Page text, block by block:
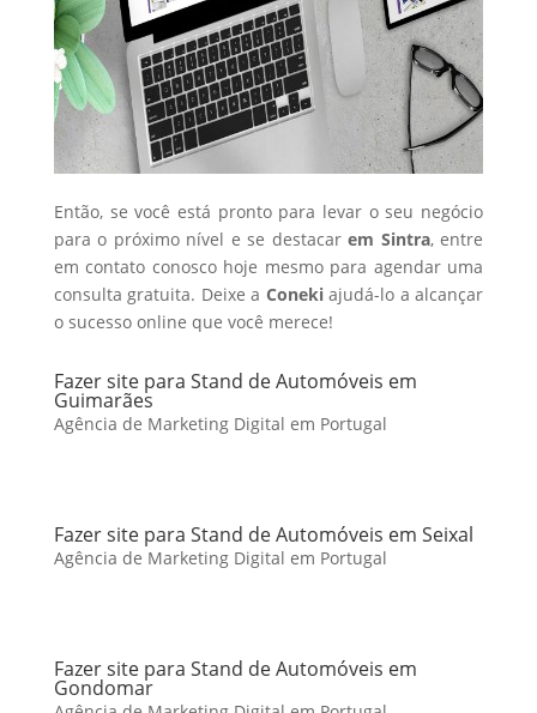
Então, se você está pronto para levar o seu negócio
para o próximo nível e se destacarem Sintra, entre
em contato conosco hoje mesmo para agendar uma
consulta gratuita. Deixe a Conekiajudá-lo a alcançar
o sucesso online que você merece!
Fazer site para Stand de Automóveis em
Guimarães
Agência de Marketing Digital em Portugal
Fazer site para Stand de Automóveis em Seixal
Agência de Marketing Digital em Portugal
Fazer site para Stand de Automóveis em
Gondomar